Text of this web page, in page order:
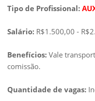
Tipo de Profissional:
Salário: R$1.500,00 -
Benefícios: Vale
comissão.
Quantidade de vagas: